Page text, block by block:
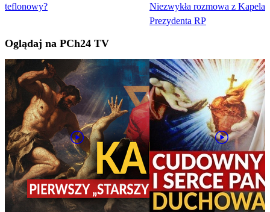
teflonowy?
Niezwykła rozmowa z
Prezydenta RP
Oglądaj na PCh24 TV